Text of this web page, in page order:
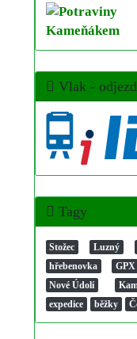
Vlak -
Tagy
Stožec Luzný
hřebenovka
GPX
Nové Údolí
expedice
běžky